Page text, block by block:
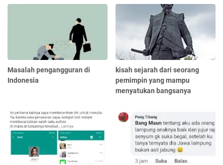
Masalah pengangguran di
Indonesia
kisah sejarah dari seorang
pemimpin yang mampu
menyatukan bangsanya